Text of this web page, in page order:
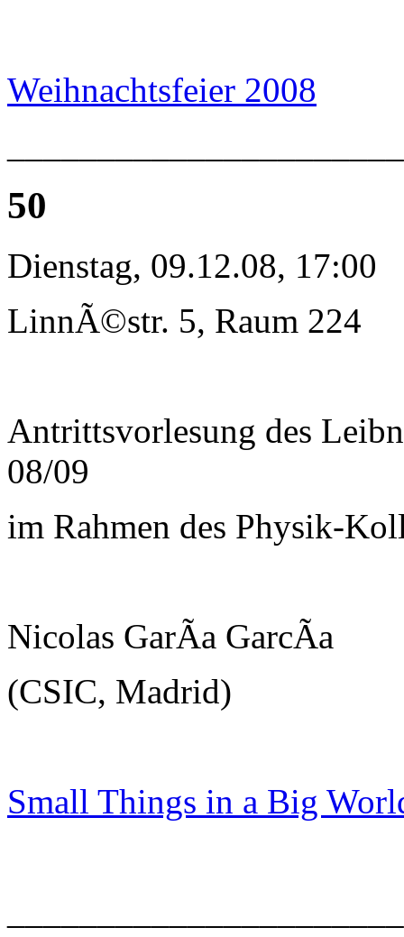
Weihnachtsfeier 2008
50
Dienstag, 09.12.08, 17:00
LinnÃ©str. 5, Raum 224
Antrittsvorlesung des
08/09
im Rahmen des Physik-
Nicolas GarÃ­a GarcÃ­a
(CSIC, Madrid)
Small Things in a Big